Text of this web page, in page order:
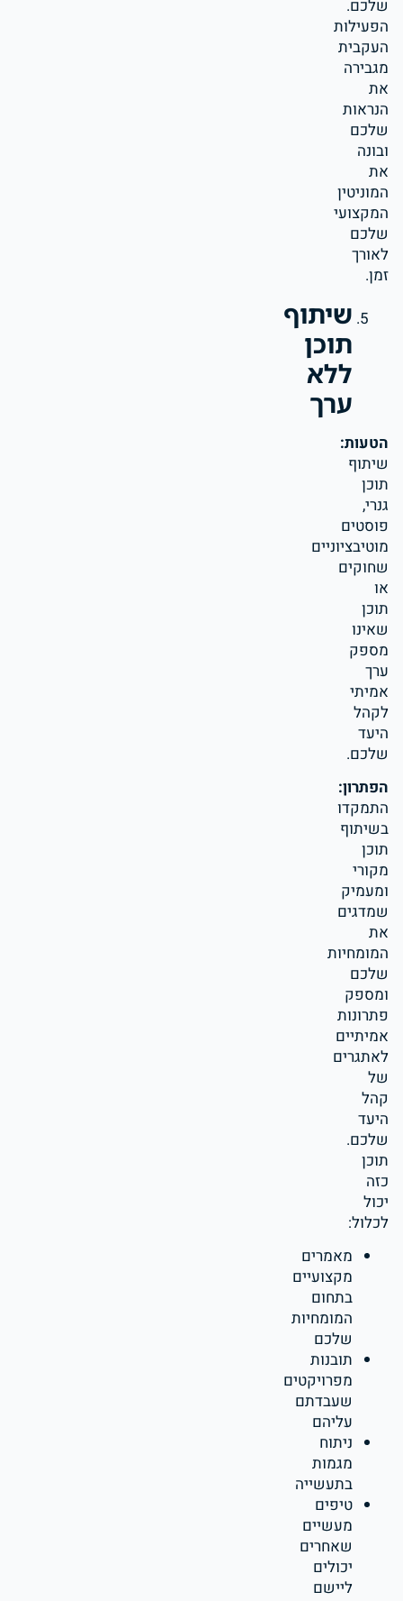
שלכם.
הפעילות
העקבית
מגבירה
את
הנראות
שלכם
ובונה
את
המוניטין
המקצועי
שלכם
לאורך
זמן.
שיתוף
תוכן
ללא
ערך
הטעות:
שיתוף
תוכן
גנרי,
פוסטים
מוטיבציוניים
שחוקים
או
תוכן
שאינו
מספק
ערך
אמיתי
לקהל
היעד
שלכם.
הפתרון:
התמקדו
בשיתוף
תוכן
מקורי
ומעמיק
שמדגים
את
המומחיות
שלכם
ומספק
פתרונות
אמיתיים
לאתגרים
של
קהל
היעד
שלכם.
תוכן
כזה
יכול
לכלול:
מאמרים
מקצועיים
בתחום
המומחיות
שלכם
תובנות
מפרויקטים
שעבדתם
עליהם
ניתוח
מגמות
בתעשייה
טיפים
מעשיים
שאחרים
יכולים
ליישם